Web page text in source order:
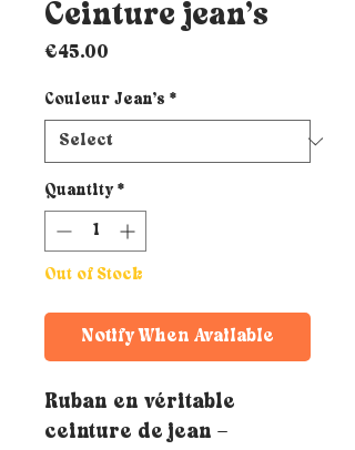
Ceinture jean’s
€45.00
Couleur Jean’s *
Quantity *
Out of Stock
Notify When Available
Ruban en véritable
ceinture de jean –